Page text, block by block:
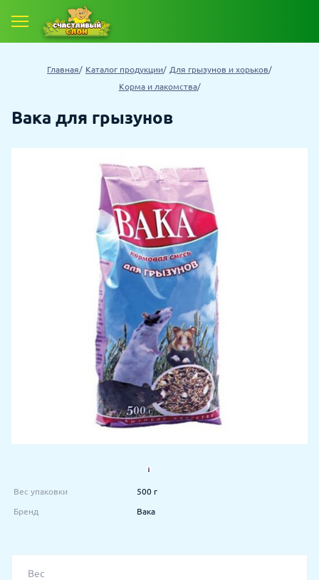
Главная Каталог продукции
Для грызунов и хорьков
Корма и лакомства
Вака для грызунов
Вес упаковки 500 г
Бренд Вака
Вес